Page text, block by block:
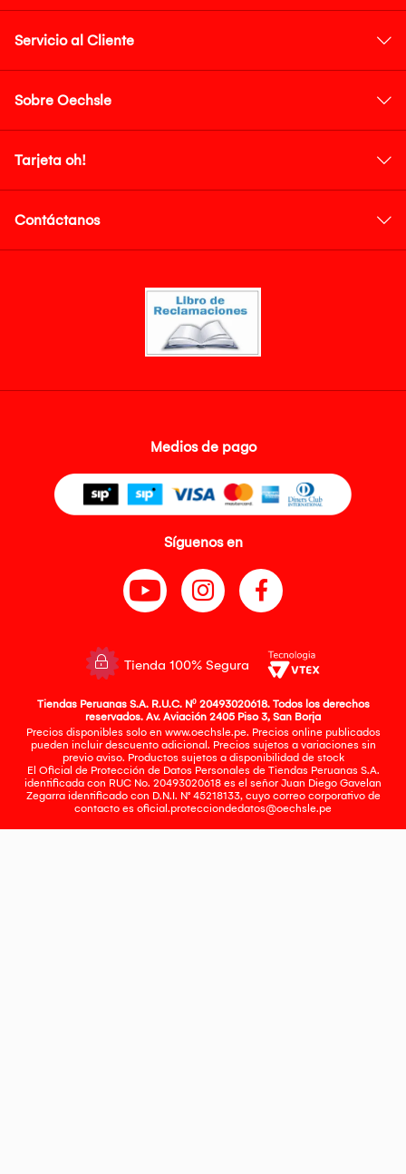
Servicio al Cliente
Sobre Oechsle
Tarjeta oh!
Contáctanos
Medios de pago
Síguenos en
Tienda 100% Segura
Tiendas Peruanas S.A. R.U.C. Nº 20493020618. Todos los derechos
reservados. Av. Aviación 2405 Piso 3, San Borja
Precios disponibles solo en www.oechsle.pe. Precios online publicados
pueden incluir descuento adicional. Precios sujetos a variaciones sin
previo aviso. Productos sujetos a disponibilidad de stock
El Oficial de Protección de Datos Personales de Tiendas Peruanas S.A.
identificada con RUC No. 20493020618 es el señor Juan Diego Gavelan
Zegarra identificado con D.N.I. N° 45218133, cuyo correo corporativo de
contacto es oficial.protecciondedatos@oechsle.pe